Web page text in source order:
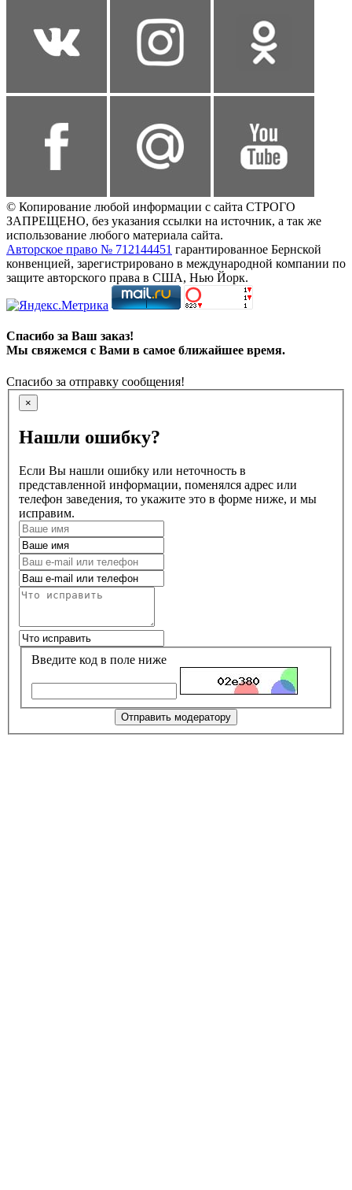
© Копирование любой информации с сайта СТРОГО
ЗАПРЕЩЕНО, без указания ссылки на источник, а так же
использование любого материала сайта.
Авторское право № 712144451 гарантированное Бернской
конвенцией, зарегистрировано в международной компании по
защите авторского права в США, Нью Йорк.
Спасибо за Ваш заказ!
Мы свяжемся с Вами в самое ближайшее время.
Спасибо за отправку сообщения!
×
Нашли ошибку?
Если Вы нашли ошибку или неточность в
представленной информации, поменялся адрес или
телефон заведения, то укажите это в форме ниже, и мы
исправим.
Введите код в поле ниже
Отправить модератору